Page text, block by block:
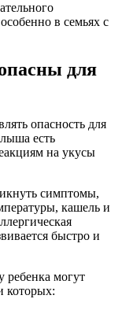
в семьях с
для
опасность для
есть
на укусы
симптомы,
кашель и
быстро и
ребенка могут
которых: